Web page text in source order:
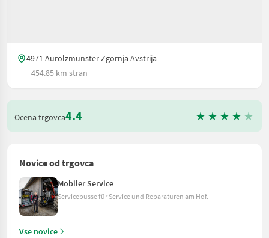
4971 Aurolzmünster Zgornja Avstrija
454.85 km stran
Ocena trgovca4.4
Novice od trgovca
Mobiler Service
Servicebusse für Service und Reparaturen am Hof.
Vse novice